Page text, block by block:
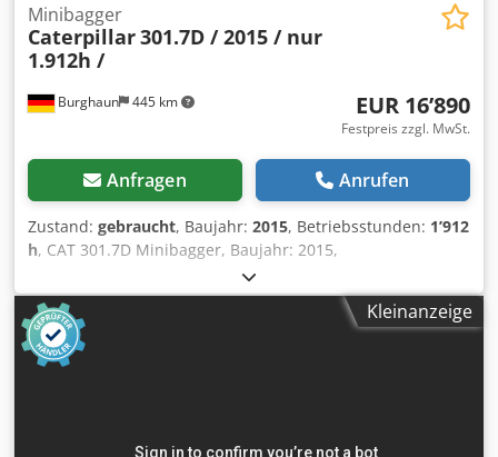
Burghaun 445 km
Minibagger
Caterpillar301.7D / 2015 / nur
1.912h /
EUR 16’890
Festpreis zzgl. MwSt.
Anfragen Anrufen
Zustand: gebraucht, Baujahr: 2015, Betriebsstunden: 1’912
h, CAT 301.7D Minibagger, Baujahr: 2015,
Betriebsstunden: nur 1.912h!, MS01 Schnellwechsler,
Motor: [13,4kW/18PS], 1x Tieflöffel 300mm, 1x
Grabenräumer starr 1.000mm, 2x Zusatzhydraulikkreis,
Gewicht: 1.977kg, Kette 80%, guter Zustand, sofort
einsatzbereit!, Auf Wunsch unterbreiten wir Ihnen ein
Kleinanzeige